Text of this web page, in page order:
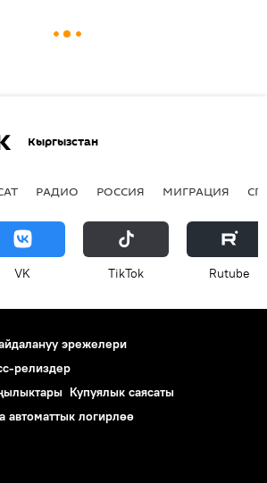
Кыргызстан
РАДИО РОССИЯ МИГРАЦИЯ
VK ТikТоk Rutube
эрежелери
релиздер
Купуялык саясаты
автоматтык логирлөө